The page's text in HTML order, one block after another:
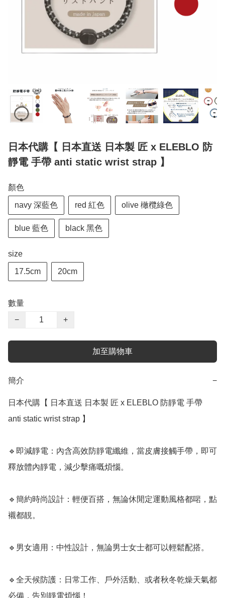
日本代購【 日本直送 日本製 匠 x ELEBLO 防
靜電 手帶 anti static wrist strap 】
顏色
navy 深藍色 red 紅色 olive 橄欖綠色
blue 藍色 black 黑色
size
17.5cm 20cm
數量
−
+
加至購物車
簡介 −
日本代購【 日本直送 日本製 匠 x ELEBLO 防靜電 手帶
anti static wrist strap 】 ﻿
🔹即減靜電：內含高效防靜電纖維，當皮膚接觸手帶，即可
釋放體內靜電，減少擊痛嘅煩惱。
🔹簡約時尚設計：輕便百搭，無論休閒定運動風格都啱，點
襯都靚。
🔹男女適用：中性設計，無論男士女士都可以輕鬆配搭。
🔹全天候防護：日常工作、戶外活動、或者秋冬乾燥天氣都
必備，告別靜電煩惱！